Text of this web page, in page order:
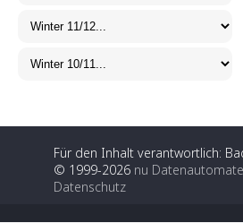
Für den Inhalt verantwortlich:
© 1999-2026 nu
Datenschutz